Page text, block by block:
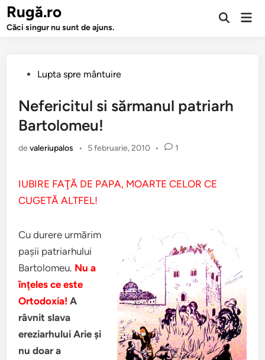
Sari
conținut
Rugă.ro
Căci singur nu sunt de ajuns.
Deschide
PublicatLupta spre mântuire
Nefericitul si sărmanul patriarh
Bartolomeu!
devaleriupalos • 5 februarie, 2010 • 1
IUBIRE FAŢĂ DE PAPA, MOARTE CELOR CE
CUGETĂ ALTFEL!
Cu durere urmărim
paşii patriarhului
Bartolomeu. Nu a
înţeles ce este
Ortodoxia! A
râvnit slava
ereziarhului Arie şi
nu doar a